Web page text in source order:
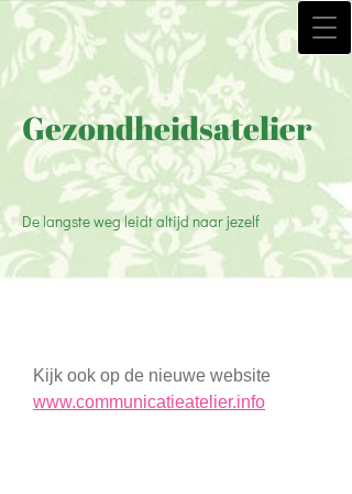
Gezondheidsatelier
De langste weg leidt altijd naar jezelf
Kijk ook op de nieuwe website
www.communicatieatelier.info